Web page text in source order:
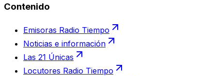
Contenido
Emisoras Radio Tiempo
Noticias e información
Las 21 Únicas
Locutores Radio Tiempo